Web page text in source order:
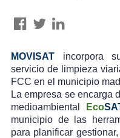
MOVISAT incorpora
servicio de limpieza
FCC en el municipio
La empresa se encarga
medioambiental
Eco
municipio de las
para planificar